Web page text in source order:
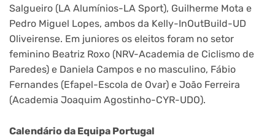
Salgueiro (LA Alumínios-LA Sport), Guilherme Mota e
Pedro Miguel Lopes, ambos da Kelly-InOutBuild-UD
Oliveirense. Em juniores os eleitos foram no setor
feminino Beatriz Roxo (NRV-Academia de Ciclismo de
Paredes) e Daniela Campos e no masculino, Fábio
Fernandes (Efapel-Escola de Ovar) e João Ferreira
(Academia Joaquim Agostinho-CYR-UDO).
Calendário da Equipa Portugal